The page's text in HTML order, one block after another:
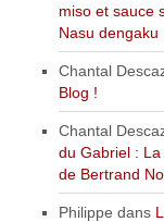
miso et sauce
Nasu dengaku
Chantal
Blog !
Chantal
du Gabriel :
de Bertrand
Philippe dans